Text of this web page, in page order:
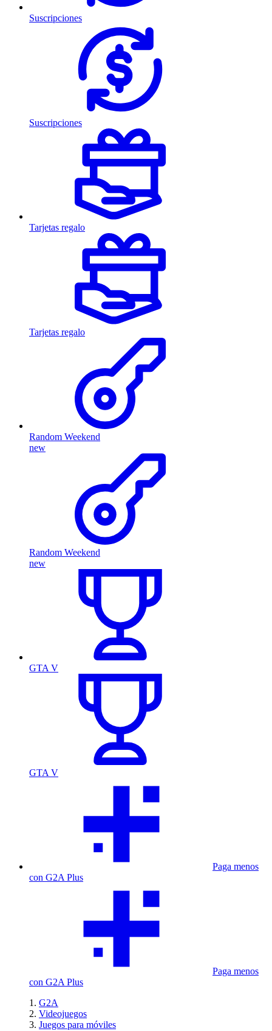
Suscripciones
Suscripciones
Tarjetas regalo
Tarjetas regalo
Random Weekend
new
Random Weekend
new
GTA V
GTA V
Paga menos
con G2A Plus
Paga menos
con G2A Plus
G2A
Videojuegos
Juegos para móviles